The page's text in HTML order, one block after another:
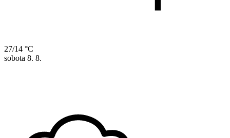
27/14 °C
sobota 8. 8.